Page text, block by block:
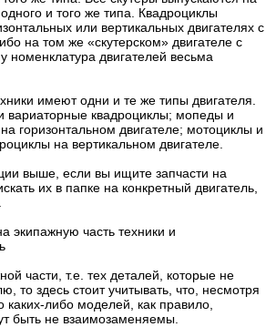
и того же типа. Квадроциклы
или вертикальных двигателях с
на том же «скутерском» двигателе с
номенклатура двигателей весьма
имеют одни и те же типы двигателя.
вариаторные квадроциклы; мопеды и
горизонтальном двигателе; мотоциклы и
на вертикальном двигателе.
выше, если вы ищите запчасти на
их в папке на конкретный двигатель,
экипажную часть техники и
части, т.е. тех деталей, которые не
то здесь стоит учитывать, что, несмотря
каких-либо моделей, как правило,
быть не взаимозаменяемы.